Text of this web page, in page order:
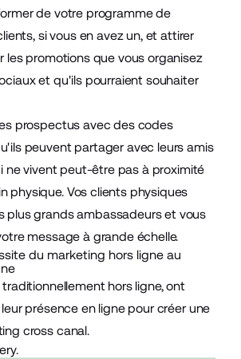
de votre programme de
si vous en avez un, et attirer
les promotions que vous organisez
et qu'ils pourraient souhaiter
prospectus avec des codes
peuvent partager avec leurs amis
ne vivent peut-être pas à proximité
physique. Vos clients physiques
plus grands ambassadeurs et vous
message à grande échelle.
du marketing hors ligne au
hors ligne, ont
présence en ligne pour créer une
cross canal.